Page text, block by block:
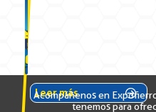
Leer más
Acompáñenos en
tenemos para